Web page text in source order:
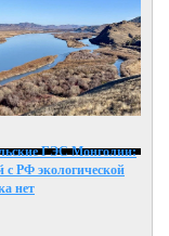
ГЭС Монголии:
с РФ экологической
нет